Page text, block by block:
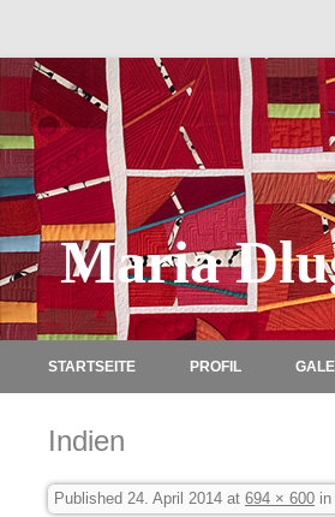
Maria
STARTSEITE PROFIL
Indien
Published 24. April 2014 at 694 × 600 in